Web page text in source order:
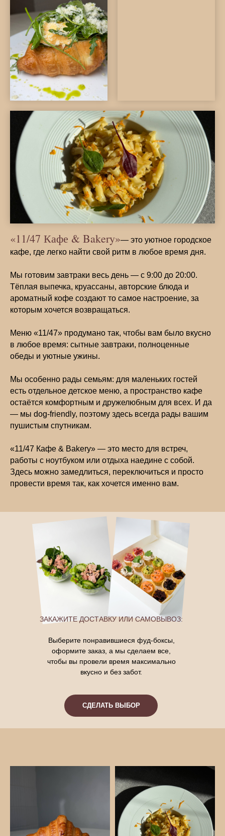
«11/47 Кафе & Bakery»— это уютное городское
кафе, где легко найти свой ритм в любое время дня.
Мы готовим завтраки весь день — с 9:00 до 20:00.
Тёплая выпечка, круассаны, авторские блюда и
ароматный кофе создают то самое настроение, за
которым хочется возвращаться.
Меню «11/47» продумано так, чтобы вам было вкусно
в любое время: сытные завтраки, полноценные
обеды и уютные ужины.
Мы особенно рады семьям: для маленьких гостей
есть отдельное детское меню, а пространство кафе
остаётся комфортным и дружелюбным для всех. И да
— мы dog-friendly, поэтому здесь всегда рады вашим
пушистым спутникам.
«11/47 Кафе & Bakery» — это место для встреч,
работы с ноутбуком или отдыха наедине с собой.
Здесь можно замедлиться, переключиться и просто
провести время так, как хочется именно вам.
ЗАКАЖИТЕ ДОСТАВКУ ИЛИ САМОВЫВОЗ:
Выберите понравившиеся фуд-боксы,
оформите заказ, а мы сделаем все,
чтобы вы провели время максимально
вкусно и без забот.
СДЕЛАТЬ ВЫБОР